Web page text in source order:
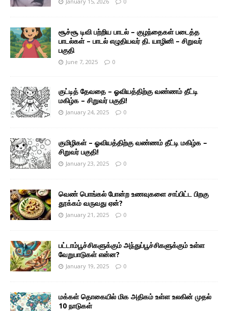
சூச்சூ டிவி பற்றிய பாடல் – குழந்தைகள் படைத்த
பாடல்கள் – பாடல் எழுதியவர் தி. யாழினி – சிறுவர்
பகுதி
June 7, 2025 0
குட்டித் தேவதை – ஓவியத்திற்கு வண்ணம் தீட்டி
மகிழ்க – சிறுவர் பகுதி!
January 24, 2025 0
குமிழிகள் – ஓவியத்திற்கு வண்ணம் தீட்டி மகிழ்க –
சிறுவர் பகுதி!
January 23, 2025 0
வெண் பொங்கல் போன்ற உணவுகளை சாப்பிட்ட பிறகு
தூக்கம் வருவது ஏன்?
January 21, 2025 0
பட்டாம்பூச்சிகளுக்கும் அந்துப்பூச்சிகளுக்கும் உள்ள
வேறுபாடுகள் என்ன?
January 19, 2025 0
மக்கள் தொகையில் மிக அதிகம் உள்ள உலகின் முதல்
10 நாடுகள்